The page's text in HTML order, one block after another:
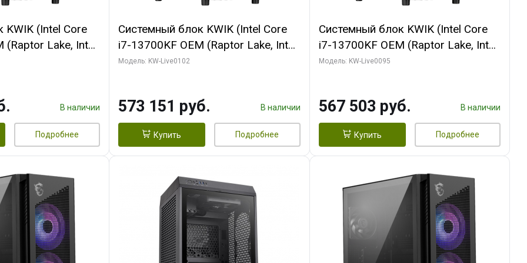
KWIK (Intel Core
(Raptor Lake, Intel
64 ГБ ОЗУ (2
В наличии
Подробнее
Системный блок KWIK (Intel Core
i7-13700KF OEM (Raptor Lake, Intel
7, C16 8EC/8PC/ 32 ГБ ОЗУ (2
Turbo/ 960 ГБ SSD)
Модель: KW-Live0102
573 151 руб. В наличии
Купить Подробнее
Системный блок KWIK (Intel Core
i7-13700KF OEM (Raptor Lake, Intel
7, C16 8EC/8PC/ 32 ГБ ОЗУ (2
Turbo/ 512 ГБ SSD)
Модель: KW-Live0095
567 503 руб. В наличии
Купить Подробнее